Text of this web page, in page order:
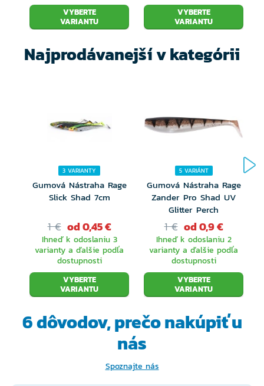
VYBERTE
VARIANTU
VYBERTE
VARIANTU
Najprodávanejší v kategórii
3 VARIANTY
Gumová Nástraha Rage
Slick Shad 7cm
1 € od 0,45 €
Ihneď k odoslaniu 3
varianty a ďalšie podľa
dostupnosti
VYBERTE
VARIANTU
5 VARIÁNT
Gumová Nástraha Rage
Zander Pro Shad UV
Glitter Perch
1 € od 0,9 €
Ihneď k odoslaniu 2
varianty a ďalšie podľa
dostupnosti
VYBERTE
VARIANTU
6 dôvodov, prečonakúpiť u
nás
Spoznajte nás